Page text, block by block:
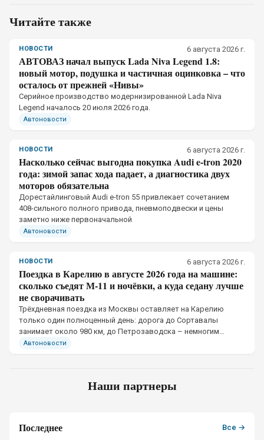
Читайте также
НОВОСТИ 6 августа 2026 г.
АВТОВАЗ начал выпуск Lada Niva Legend 1.8:
новый мотор, подушка и частичная оцинковка – что
осталось от прежней «Нивы»
Серийное производство модернизированной Lada Niva
Legend началось 20 июля 2026 года.
Автоновости
НОВОСТИ 6 августа 2026 г.
Насколько сейчас выгодна покупка Audi e-tron 2020
года: зимой запас хода падает, а диагностика двух
моторов обязательна
Дорестайлинговый Audi e-tron 55 привлекает сочетанием
408-сильного полного привода, пневмоподвески и цены
заметно ниже первоначальной
Автоновости
НОВОСТИ 6 августа 2026 г.
Поездка в Карелию в августе 2026 года на машине:
сколько съедят М-11 и ночёвки, а куда седану лучше
не сворачивать
Трёхдневная поездка из Москвы оставляет на Карелию
только один полноценный день: дорога до Сортавалы
занимает около 980 км, до Петрозаводска – немногим
больше тысячи. Рациональный формат – пять дней с
Автоновости
Наши партнеры
Последнее Все →